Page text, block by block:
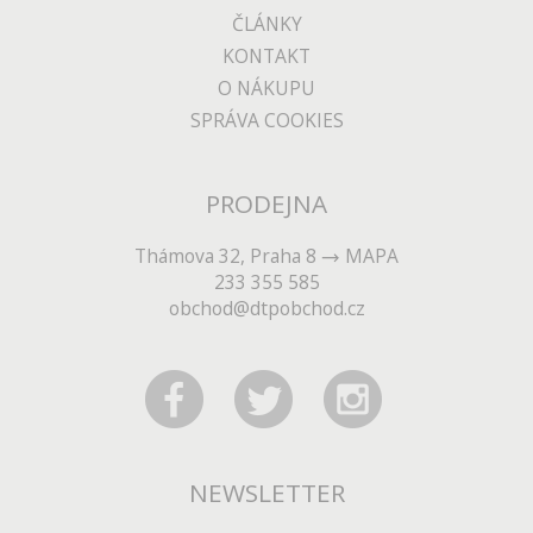
ČLÁNKY
KONTAKT
O NÁKUPU
SPRÁVA COOKIES
PRODEJNA
Thámova 32, Praha 8
MAPA
233 355 585
obchod@dtpobchod.cz
NEWSLETTER